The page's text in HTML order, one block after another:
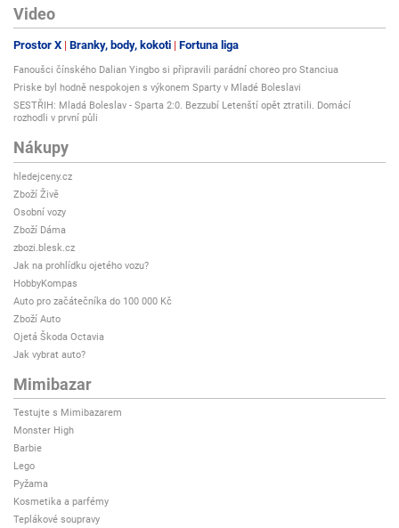
Video
Prostor X Branky, body, kokoti Fortuna liga
Fanoušci čínského Dalian Yingbo si připravili parádní choreo pro Stanciua
Priske byl hodně nespokojen s výkonem Sparty v Mladé Boleslavi
SESTŘIH: Mladá Boleslav - Sparta 2:0. Bezzubí Letenští opět ztratili. Domácí
rozhodli v první půli
Nákupy
hledejceny.cz
Zboží Živě
Osobní vozy
Zboží Dáma
zbozi.blesk.cz
Jak na prohlídku ojetého vozu?
HobbyKompas
Auto pro začátečníka do 100 000 Kč
Zboží Auto
Ojetá Škoda Octavia
Jak vybrat auto?
Mimibazar
Testujte s Mimibazarem
Monster High
Barbie
Lego
Pyžama
Kosmetika a parfémy
Teplákové soupravy